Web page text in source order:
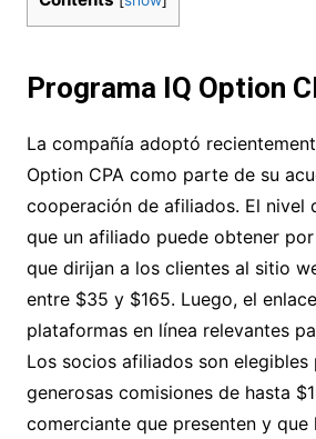
Programa IQ Option
La compañía adoptó
Option CPA como parte de su
cooperación de afiliados. El nivel
que un afiliado puede obtener
que dirijan a los clientes al sitio
entre $35 y $165. Luego, el
plataformas en línea relevantes
Los socios afiliados son elegibles
generosas comisiones de hasta
comerciante que presenten y que